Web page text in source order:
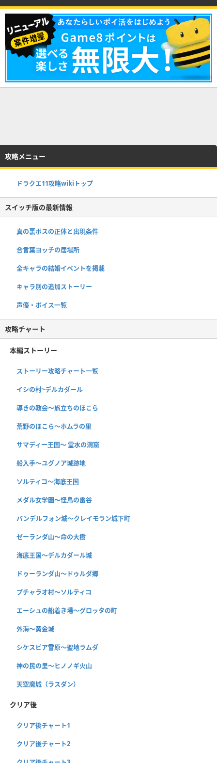
攻略メニュー
ドラクエ11攻略wikiトップ
スイッチ版の最新情報
真の裏ボスの正体と出現条件
合言葉ヨッチの居場所
全キャラの結婚イベントを掲載
キャラ別の追加ストーリー
声優・ボイス一覧
攻略チャート
本編ストーリー
ストーリー攻略チャート一覧
イシの村~デルカダール
導きの教会〜旅立ちのほこら
荒野のほこら～ホムラの里
サマディー王国〜 霊水の洞窟
船入手〜ユグノア城跡地
ソルティコ〜海底王国
メダル女学園〜怪鳥の幽谷
バンデルフォン城〜クレイモラン城下町
ゼーランダ山〜命の大樹
海底王国〜デルカダール城
ドゥーランダ山～ドゥルダ郷
プチャラオ村〜ソルティコ
エーシュの船着き場〜グロッタの町
外海〜黄金城
シケスビア雪原〜聖地ラムダ
神の民の里〜ヒノノギ火山
天空魔城（ラスダン）
クリア後
クリア後チャート1
クリア後チャート2